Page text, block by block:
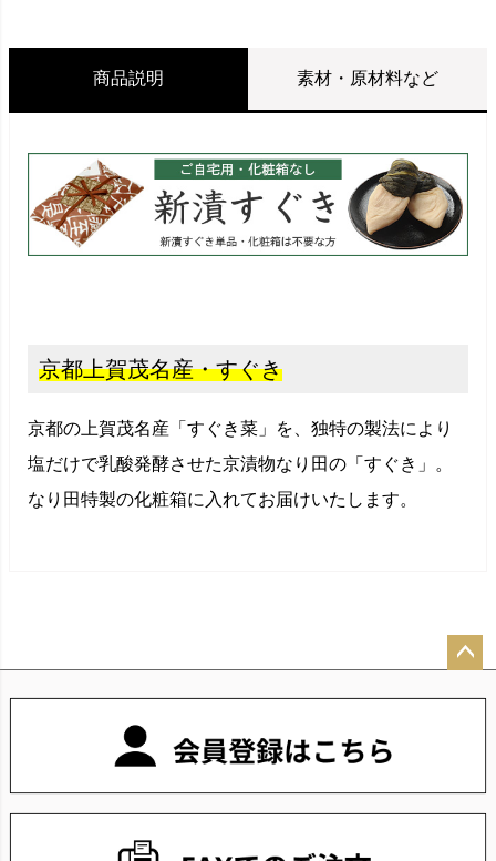
商品説明 素材・原材料など
京都上賀茂名産・すぐき
京都の上賀茂名産「すぐき菜」を、独特の製法により
塩だけで乳酸発酵させた京漬物なり田の「すぐき」。
なり田特製の化粧箱に入れてお届けいたします。